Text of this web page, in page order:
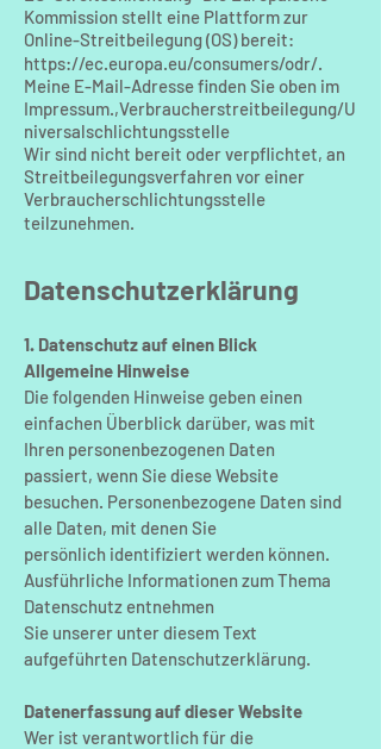
Kommission stellt eine Plattform zur
Online-Streitbeilegung (OS) bereit:
https://ec.europa.eu/consumers/odr/.
Meine E-Mail-Adresse finden Sie oben im
Impressum.,Verbraucherstreitbeilegung/U
niversalschlichtungsstelle
Wir sind nicht bereit oder verpflichtet, an
Streitbeilegungsverfahren vor einer
Verbraucherschlichtungsstelle
teilzunehmen.
Datenschutzerklärung
1. Datenschutz auf einen Blick
Allgemeine Hinweise
Die folgenden Hinweise geben einen
einfachen Überblick darüber, was mit
Ihren personenbezogenen Daten
passiert, wenn Sie diese Website
besuchen. Personenbezogene Daten sind
alle Daten, mit denen Sie
persönlich identifiziert werden können.
Ausführliche Informationen zum Thema
Datenschutz entnehmen
Sie unserer unter diesem Text
aufgeführten Datenschutzerklärung.
Datenerfassung auf dieser Website
Wer ist verantwortlich für die